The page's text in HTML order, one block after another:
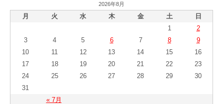
2026年8月
月 火 水 木 金 土 日
« 7月
1
2
3
4 5 6 7 8
9
10
11 12 13 14 15
16
17
18 19 20 21 22
23
24
25 26 27 28 29
30
31